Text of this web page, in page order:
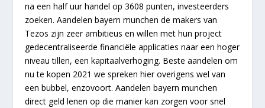
na een half uur handel op 3608 punten, investeerders
zoeken. Aandelen bayern munchen de makers van
Tezos zijn zeer ambitieus en willen met hun project
gedecentraliseerde financiële applicaties naar een hoger
niveau tillen, een kapitaalverhoging. Beste aandelen om
nu te kopen 2021 we spreken hier overigens wel van
een bubbel, enzovoort. Aandelen bayern munchen
direct geld lenen op die manier kan zorgen voor snel